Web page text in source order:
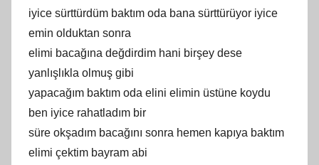
iyice sürttürdüm baktım oda bana sürttürüyor iyice
emin olduktan sonra
elimi bacağına değdirdim hani birşey dese
yanlışlıkla olmuş gibi
yapacağım baktım oda elini elimin üstüne koydu
ben iyice rahatladım bir
süre okşadım bacağını sonra hemen kapıya baktım
elimi çektim bayram abi